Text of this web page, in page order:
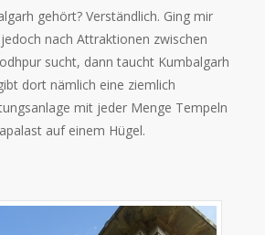
gehört? Verständlich. Ging mir
nach Attraktionen zwischen
sucht, dann taucht Kumbalgarh
dort nämlich eine ziemlich
mit jeder Menge Tempeln
auf einem Hügel.